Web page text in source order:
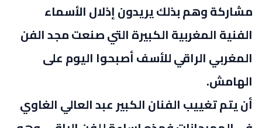
مشاركة وهم بذلك يريدون إذلال الأسماء
الفنية المغربية الكبيرة التي صنعت مجد الفن
المغربي الراقي للأسف أصبحوا اليوم على
الهامش.
أن يتم تغييب الفنان الكبير عبد العالي الغاوي